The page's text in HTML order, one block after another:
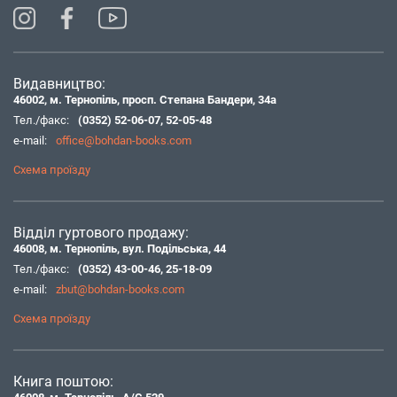
Видавництво:
46002, м. Тернопіль, просп. Степана Бандери, 34а
Тел./факс:
(0352) 52-06-07, 52-05-48
e-mail:
office@bohdan-books.com
Схема проїзду
Відділ гуртового продажу:
46008, м. Тернопіль, вул. Подільська, 44
Тел./факс:
(0352) 43-00-46, 25-18-09
e-mail:
zbut@bohdan-books.com
Схема проїзду
Книга поштою: